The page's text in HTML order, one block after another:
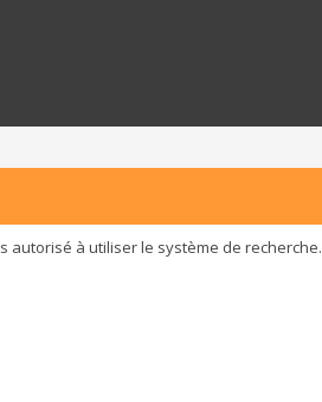
autorisé à utiliser le système de recherche.